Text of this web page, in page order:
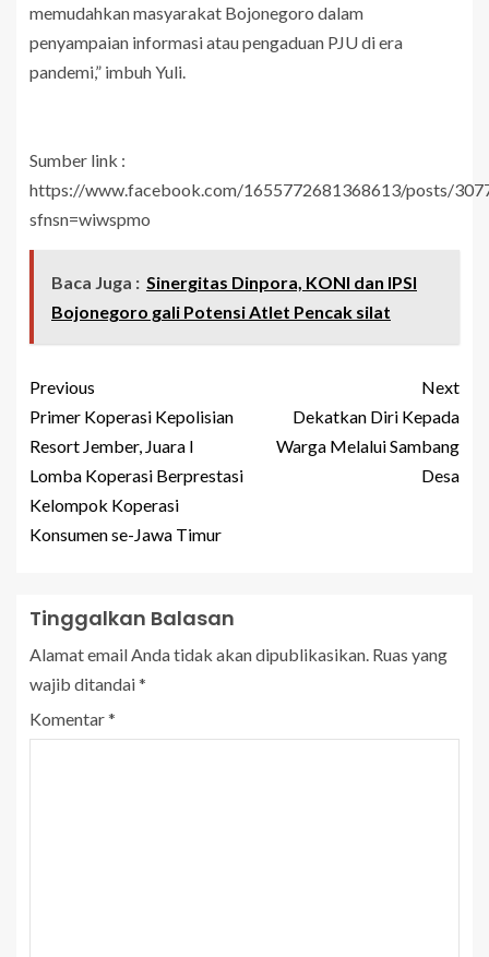
memudahkan masyarakat Bojonegoro dalam
penyampaian informasi atau pengaduan PJU di era
pandemi,” imbuh Yuli.
Sumber link :
https://www.facebook.com/1655772681368613/posts/
sfnsn=wiwspmo
Baca Juga : Sinergitas Dinpora, KONI dan IPSI
Bojonegoro gali Potensi Atlet Pencak silat
Previous
Primer Koperasi Kepolisian
Resort Jember, Juara I
Lomba Koperasi Berprestasi
Kelompok Koperasi
Konsumen se-Jawa Timur
Next
Dekatkan Diri Kepada
Warga Melalui Sambang
Desa
Tinggalkan Balasan
Alamat email Anda tidak akan dipublikasikan. Ruas yang
wajib ditandai*
Komentar*